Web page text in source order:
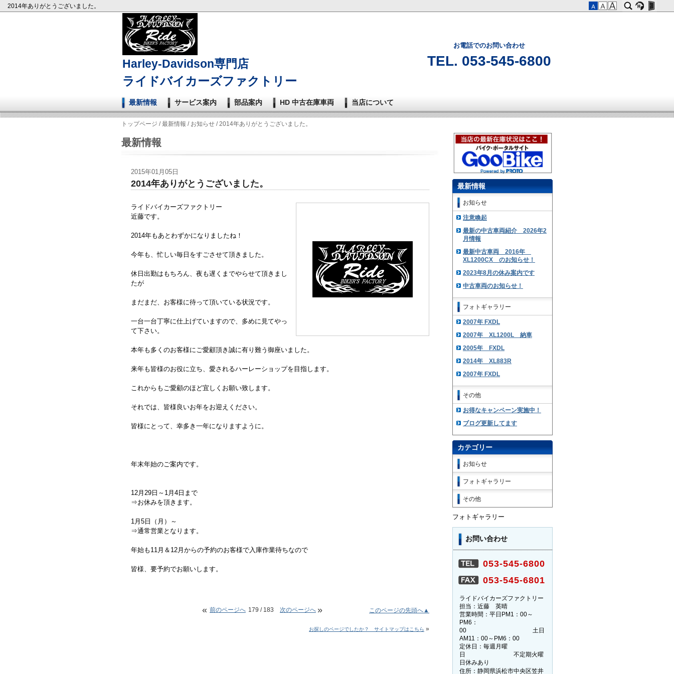
2014年ありがとうございました。
Harley-Davidson専門店
ライドバイカーズファクトリー
お電話でのお問い合わせ
TEL. 053-545-6800
最新情報 サービス案内 部品案内 HD 中古在庫車両 当店について
トップページ /最新情報 / お知らせ / 2014年ありがとうございました。
最新情報
2015年01月05日
2014年ありがとうございました。
ライドバイカーズファクトリー
近藤です。
2014年もあとわずかになりましたね！
今年も、忙しい毎日をすごさせて頂きました。
休日出勤はもちろん、夜も遅くまでやらせて頂きまし
たが
まだまだ、お客様に待って頂いている状況です。
一台一台丁寧に仕上げていますので、多めに見てやっ
て下さい。
本年も多くのお客様にご愛顧頂き誠に有り難う御座いました。
来年も皆様のお役に立ち、愛されるハーレーショップを目指します。
これからもご愛顧のほど宜しくお願い致します。
それでは、皆様良いお年をお迎えください。
皆様にとって、幸多き一年になりますように。
年末年始のご案内です。
12月29日～1月4日まで
⇒お休みを頂きます。
1月5日（月）～
⇒通常営業となります。
年始も11月＆12月からの予約のお客様で入庫作業待ちなので
皆様、要予約でお願いします。
« 前のページへ 179 / 183 次のページへ » このページの先頭へ▲
お探しのページでしたか？ サイトマップはこちら »
最新情報
お知らせ
注意喚起
最新の中古車両紹介 2026年2
月情報
最新中古車両 2016年
XL1200CX のお知らせ！
2023年8月の休み案内です
中古車両のお知らせ！
フォトギャラリー
2007年 FXDL
2007年 XL1200L 納車
2005年 FXDL
2014年 XL883R
2007年 FXDL
その他
お得なキャンペーン実施中！
ブログ更新してます
カテゴリー
お知らせ
フォトギャラリー
その他
フォトギャラリー
お問い合わせ
053-545-6800
053-545-6801
ライドバイカーズファクトリー
担当：近藤 英晴
営業時間：平日PM1：00～
PM6：
00 土日
AM11：00～PM6：00
定休日：毎週月曜
日 不定期火曜
日休みあり
住所：静岡県浜松市中央区笠井